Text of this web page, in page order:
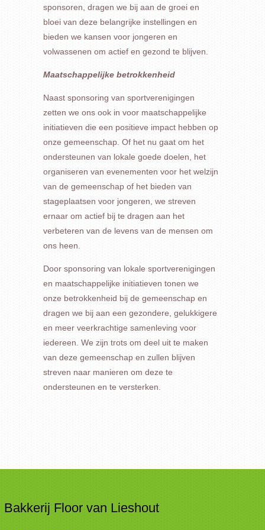
sponsoren, dragen we bij aan de groei en
bloei van deze belangrijke instellingen en
bieden we kansen voor jongeren en
volwassenen om actief en gezond te blijven.
Maatschappelijke betrokkenheid
Naast sponsoring van sportverenigingen
zetten we ons ook in voor maatschappelijke
initiatieven die een positieve impact hebben op
onze gemeenschap. Of het nu gaat om het
ondersteunen van lokale goede doelen, het
organiseren van evenementen voor het welzijn
van de gemeenschap of het bieden van
stageplaatsen voor jongeren, we streven
ernaar om actief bij te dragen aan het
verbeteren van de levens van de mensen om
ons heen.
Door sponsoring van lokale sportverenigingen
en maatschappelijke initiatieven tonen we
onze betrokkenheid bij de gemeenschap en
dragen we bij aan een gezondere, gelukkigere
en meer veerkrachtige samenleving voor
iedereen. We zijn trots om deel uit te maken
van deze gemeenschap en zullen blijven
streven naar manieren om deze te
ondersteunen en te versterken.
Bakkerij Floor van Lieshout